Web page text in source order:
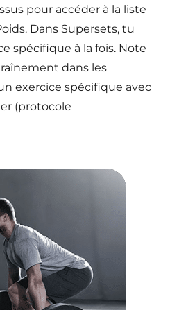
pour accéder à la liste
Dans Supersets, tu
spécifique à la fois. Note
dans les
exercice spécifique avec
(protocole